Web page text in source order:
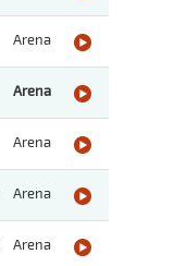
Arena
Arena
Arena
Arena
Arena